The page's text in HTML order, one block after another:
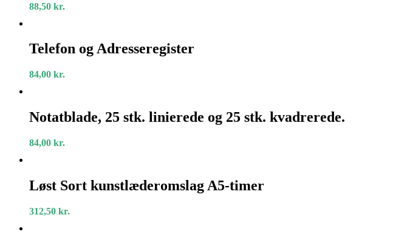
10
88,50 kr.
og
Adresseregister
Telefon og Adresseregister
84,00 kr.
25
stk.
og
Notatblade, 25 stk. linierede og 25 stk. kvadrerede.
84,00 kr.
Sort
kunstlæderomslag
timer
Løst Sort kunstlæderomslag A5-timer
312,50 kr.